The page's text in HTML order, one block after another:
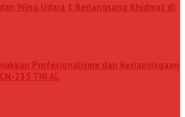
Wing Udara 1 Berlangsung Khidmat di
Profesionalisme dan Kesiapsiagaan
235 TNI AL